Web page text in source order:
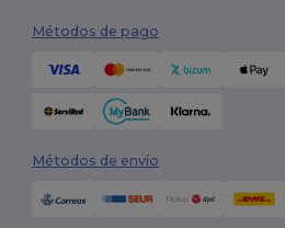
Métodos de pago
Métodos de envío